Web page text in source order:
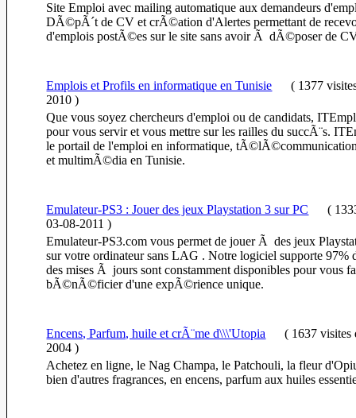
Site Emploi avec mailing automatique aux demandeurs
DÃ©pÃ´t de CV et crÃ©ation d'Alertes permettant de
d'emplois postÃ©es sur le site sans avoir Ã dÃ©poser de
Emplois et Profils en informatique en Tunisie ( 1377
2010 )
Que vous soyez chercheurs d'emploi ou de candidats,
pour vous servir et vous mettre sur les railles du succÃ¨s.
le portail de l'emploi en informatique,
et multimÃ©dia en Tunisie.
Emulateur-PS3 : Jouer des jeux Playstation 3 sur PC (
03-08-2011 )
Emulateur-PS3.com vous permet de jouer Ã des jeux
sur votre ordinateur sans LAG . Notre logiciel supporte 97%
des mises Ã jours sont constamment disponibles pour vous
bÃ©nÃ©ficier d'une expÃ©rience unique.
Encens, Parfum, huile et crÃ¨me d\\\'Utopia ( 1637 visites
2004 )
Achetez en ligne, le Nag Champa, le Patchouli, la fleur
bien d'autres fragrances, en encens, parfum aux huiles